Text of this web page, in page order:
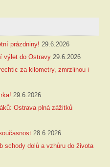
prázdniny! 29.6.2026
výlet do Ostravy 29.6.2026
za kilometry, zmrzlinou i
29.6.2026
Ostrava plná zážitků
28.6.2026
schody dolů a vzhůru do života